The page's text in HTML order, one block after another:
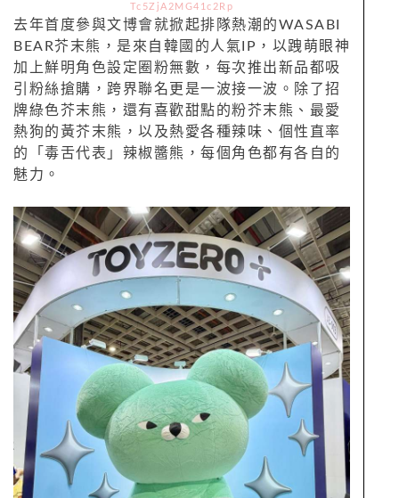
Tc5ZjA2MG41c2Rp
去年首度參與文博會就掀起排隊熱潮的WASABI
BEAR芥末熊，是來自韓國的人氣IP，以跩萌眼神
加上鮮明角色設定圈粉無數，每次推出新品都吸
引粉絲搶購，跨界聯名更是一波接一波。除了招
牌綠色芥末熊，還有喜歡甜點的粉芥末熊、最愛
熱狗的黃芥末熊，以及熱愛各種辣味、個性直率
的「毒舌代表」辣椒醬熊，每個角色都有各自的
魅力。